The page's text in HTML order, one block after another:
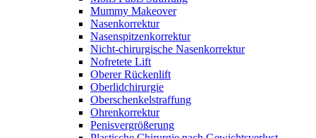
Mummy Makeover
Nasenkorrektur
Nasenspitzenkorrektur
Nicht-chirurgische Nasenkorrektur
Nofretete Lift
Oberer Rückenlift
Oberlidchirurgie
Oberschenkelstraffung
Ohrenkorrektur
Penisvergrößerung